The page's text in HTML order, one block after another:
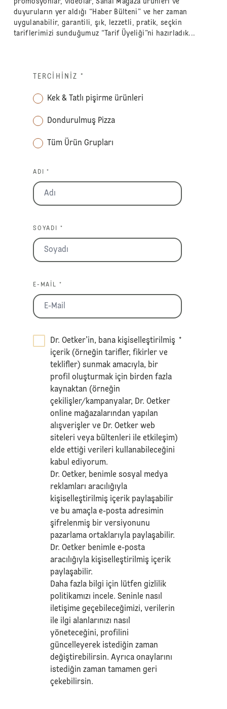
duyuruların yer aldığı “Haber Bülteni” ve her zaman
uygulanabilir, garantili, şık, lezzetli, pratik, seçkin
tariflerimizi sunduğumuz “Tarif Üyeliği”ni hazırladık...
TERCIHINIZ *
Kek & Tatlı pişirme ürünleri
Dondurulmuş Pizza
Tüm Ürün Grupları
ADI *
SOYADI *
E-MAIL *
Dr. Oetker’in, bana kişiselleştirilmiş
içerik (örneğin tarifler, fikirler ve
teklifler) sunmak amacıyla, bir
profil oluşturmak için birden fazla
kaynaktan (örneğin
çekilişler/kampanyalar, Dr. Oetker
online mağazalarından yapılan
alışverişler ve Dr. Oetker web
siteleri veya bültenleri ile etkileşim)
elde ettiği verileri kullanabileceğini
kabul ediyorum.
Dr. Oetker, benimle sosyal medya
reklamları aracılığıyla
kişiselleştirilmiş içerik paylaşabilir
ve bu amaçla e-posta adresimin
şifrelenmiş bir versiyonunu
pazarlama ortaklarıyla paylaşabilir.
Dr. Oetker benimle e-posta
aracılığıyla kişiselleştirilmiş içerik
paylaşabilir.
Daha fazla bilgi için lütfengizlilik
politikamızı incele. Seninle nasıl
iletişime geçebileceğimizi, verilerin
ile ilgi alanlarınızı nasıl
yöneteceğini, profilini
güncelleyerek istediğin zaman
değiştirebilirsin. Ayrıca onaylarını
istediğin zaman tamamen geri
çekebilirsin.
*